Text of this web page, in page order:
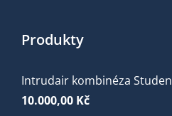
Produkty
Intrudair kombinéza
10.000,00 Kč